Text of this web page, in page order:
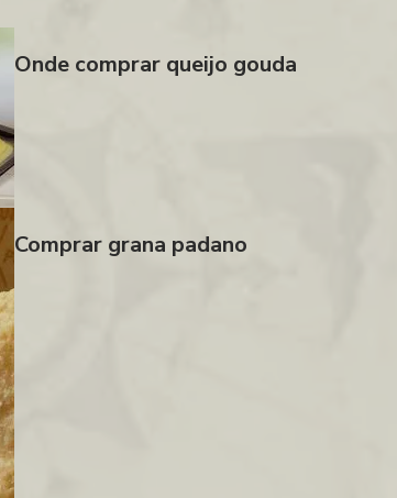
Onde comprar queijo gouda
Comprar grana padano